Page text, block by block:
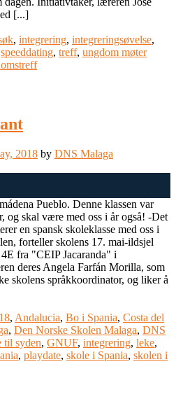
[...]
, integrering, integreringsøvelse,
speeddating, treff, ungdom møter
2018 by DNS Malaga
Pueblo. Denne klassen var
og skal være med oss i år også! -Det
en spansk skoleklasse med oss i
forteller skolens 17. mai-ildsjel
fra "CEIP Jacaranda" i
deres Angela Farfán Morilla, som
skolens språkkoordinator, og liker å
, Andalucia, Bo i Spania, Costa del
, Den Norske Skolen Malaga, DNS
til syden, GNUF, integrering, leke,
, playdate, skole i Spania, skolen i